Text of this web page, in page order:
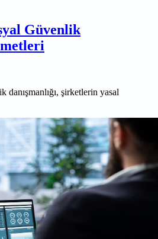
Güvenlik
şirketlerin yasal